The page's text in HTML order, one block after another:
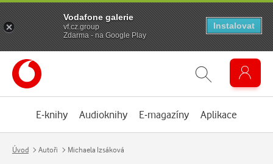
E-knihy Audioknihy E-magazíny Aplikace
Úvod Autoři Michaela Izsáková
Vodafone galerie
vf.cz.group
Zdarma - na Google Play
Instalovat